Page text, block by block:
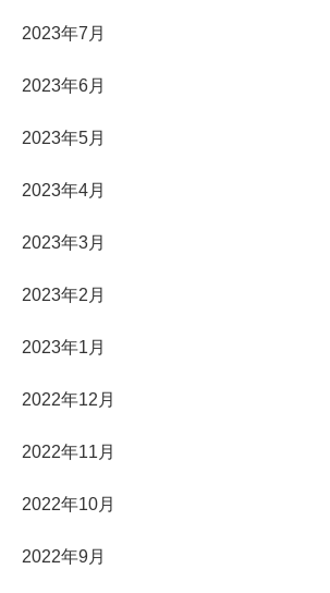
2023年7月
2023年6月
2023年5月
2023年4月
2023年3月
2023年2月
2023年1月
2022年12月
2022年11月
2022年10月
2022年9月